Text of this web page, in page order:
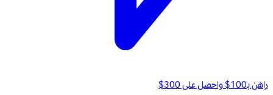
راهن بـ100$ واحصل على 300$